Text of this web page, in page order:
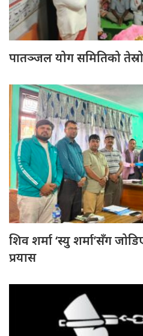
पातञ्जल योग समितिको तेस्रो
शिव शर्मा ‘स्यु शर्मा’सँग
प्रयास